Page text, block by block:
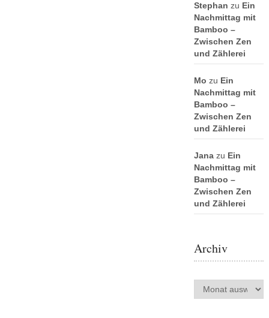
Stephan zu Ein
Nachmittag mit
Bamboo –
Zwischen Zen
und Zählerei
Mo zu Ein
Nachmittag mit
Bamboo –
Zwischen Zen
und Zählerei
Janazu Ein
Nachmittag mit
Bamboo –
Zwischen Zen
und Zählerei
Archiv
Archiv